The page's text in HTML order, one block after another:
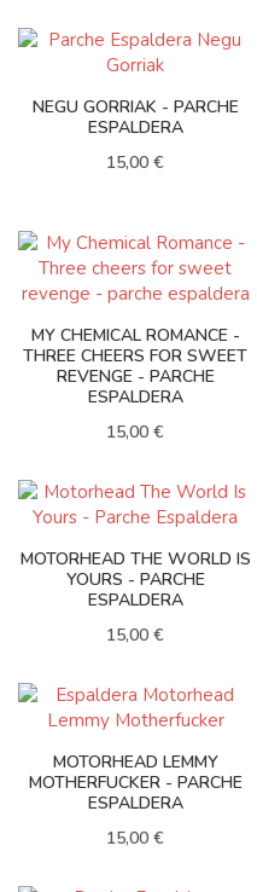
NEGU GORRIAK - PARCHE
ESPALDERA
15,00 €
MY CHEMICAL ROMANCE -
THREE CHEERS FOR SWEET
REVENGE - PARCHE
ESPALDERA
15,00 €
MOTORHEAD THE WORLD IS
YOURS - PARCHE
ESPALDERA
15,00 €
MOTORHEAD LEMMY
MOTHERFUCKER - PARCHE
ESPALDERA
15,00 €